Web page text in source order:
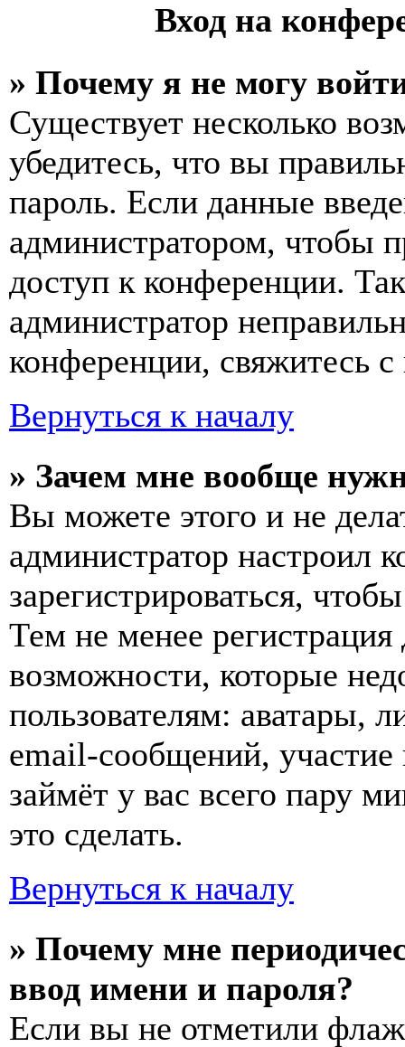
Вход на
» Почему я не могу
Существует несколько
убедитесь, что вы
пароль. Если данные
администратором, чтобы
доступ к конференции.
администратор
конференции, свяжитесь
Вернуться к началу
» Зачем мне вообще
Вы можете этого и не
администратор
зарегистрироваться,
Тем не менее
возможности, которые
пользователям: аватары,
email-сообщений, участие
займёт у вас всего пару
это сделать.
Вернуться к началу
» Почему мне
ввод имени и пароля?
Если вы не отметили